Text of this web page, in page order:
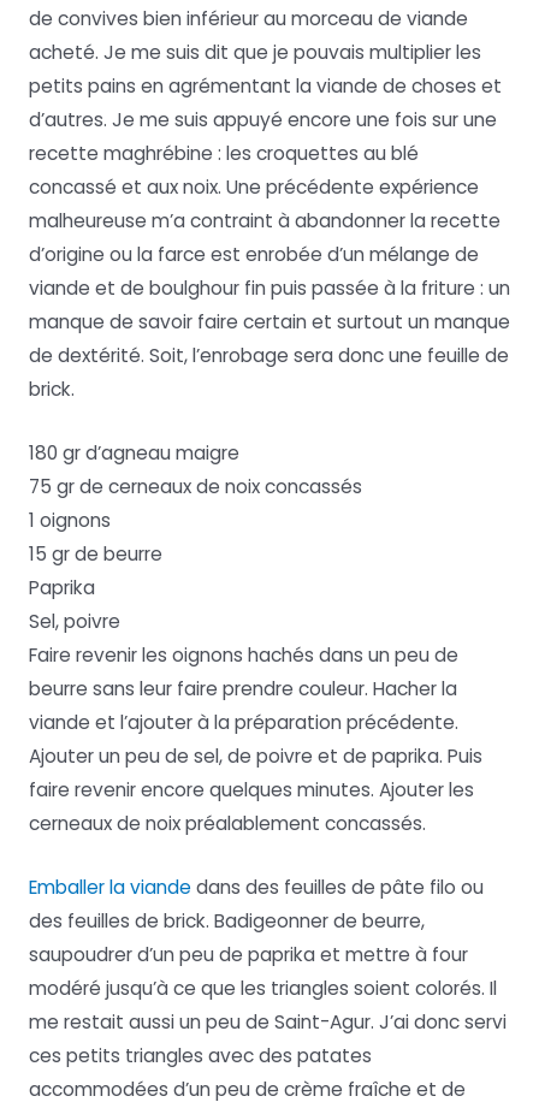
de convives bien inférieur au morceau de viande
acheté. Je me suis dit que je pouvais multiplier les
petits pains en agrémentant la viande de choses et
d’autres. Je me suis appuyé encore une fois sur une
recette maghrébine : les croquettes au blé
concassé et aux noix. Une précédente expérience
malheureuse m’a contraint à abandonner la recette
d’origine ou la farce est enrobée d’un mélange de
viande et de boulghour fin puis passée à la friture : un
manque de savoir faire certain et surtout un manque
de dextérité. Soit, l’enrobage sera donc une feuille de
brick.
180 gr d’agneau maigre
75 gr de cerneaux de noix concassés
1 oignons
15 gr de beurre
Paprika
Sel, poivre
Faire revenir les oignons hachés dans un peu de
beurre sans leur faire prendre couleur. Hacher la
viande et l’ajouter à la préparation précédente.
Ajouter un peu de sel, de poivre et de paprika. Puis
faire revenir encore quelques minutes. Ajouter les
cerneaux de noix préalablement concassés.
Emballer la viandedans des feuilles de pâte filo ou
des feuilles de brick. Badigeonner de beurre,
saupoudrer d’un peu de paprika et mettre à four
modéré jusqu’à ce que les triangles soient colorés. Il
me restait aussi un peu de Saint-Agur. J’ai donc servi
ces petits triangles avec des patates
accommodées d’un peu de crème fraîche et de